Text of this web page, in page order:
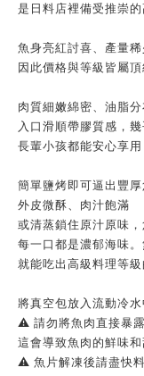
是日料店裡備受推崇
魚身亮紅討喜、產量
因此價格與等級皆屬
肉質細嫩綿密、油脂分
入口滑順帶膠質感，
長輩小孩都能安心享用
簡單鹽烤即可逼出豐厚
外皮微酥、肉汁飽滿
或清蒸鎖住原汁原味
每一口都是濃郁海味
就能吃出高級料理等
將真空包放入流動冷
⚠️ 請勿將魚肉直接暴
這會導致魚肉的鮮味
⚠️ 魚片解凍後請盡快